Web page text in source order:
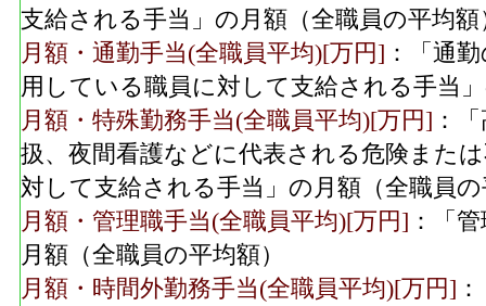
支給される手当」の月額（全職員の平均額
月額・通勤手当(全職員平均)[万円] ：「通
用している職員に対して支給される手当
月額・特殊勤務手当(全職員平均)[万円] ：
扱、夜間看護などに代表される危険また
対して支給される手当」の月額（全職員
月額・管理職手当(全職員平均)[万円] ：「
月額（全職員の平均額）
月額・時間外勤務手当(全職員平均)[万円]